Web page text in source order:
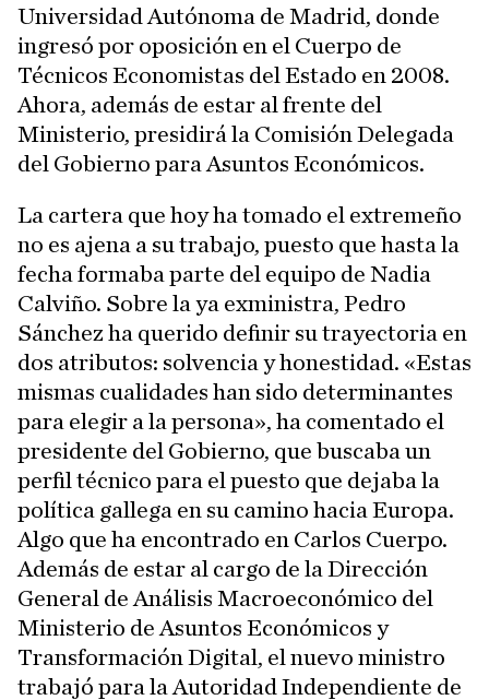
Universidad Autónoma de Madrid, donde
ingresó por oposición en el Cuerpo de
Técnicos Economistas del Estado en 2008.
Ahora, además de estar al frente del
Ministerio, presidirá la Comisión Delegada
del Gobierno para Asuntos Económicos.
La cartera que hoy ha tomado el extremeño
no es ajena a su trabajo, puesto que hasta la
fecha formaba parte del equipo de Nadia
Calviño. Sobre la ya exministra, Pedro
Sánchez ha querido definir su trayectoria en
dos atributos: solvencia y honestidad. «Estas
mismas cualidades han sido determinantes
para elegir a la persona», ha comentado el
presidente del Gobierno, que buscaba un
perfil técnico para el puesto que dejaba la
política gallega en su camino hacia Europa.
Algo que ha encontrado en Carlos Cuerpo.
Además de estar al cargo de la Dirección
General de Análisis Macroeconómico del
Ministerio de Asuntos Económicos y
Transformación Digital, el nuevo ministro
trabajó para la Autoridad Independiente de